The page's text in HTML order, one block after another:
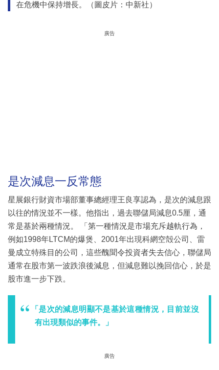
在危機中保持增長。（圖皮片：中新社）
廣告
是次減息一反常態
星展銀行財資市場部董事總經理王良享認為，是次的減息跟
以往的情況並不一樣。他指出，過去聯儲局減息0.5厘，通
常是基於兩種情況。 「第一種情況是市場充斥越軌行為，
例如1998年LTCM的爆煲、2001年出現科網空殻公司、雷
曼成立特殊目的公司，這些醜聞令投資者失去信心，聯儲局
通常在股市第一波跌浪後減息，但減息難以挽回信心，於是
股市進一步下跌。
「是次的減息明顯不是基於這種情況，目前並沒
有出現類似的事件。」
廣告